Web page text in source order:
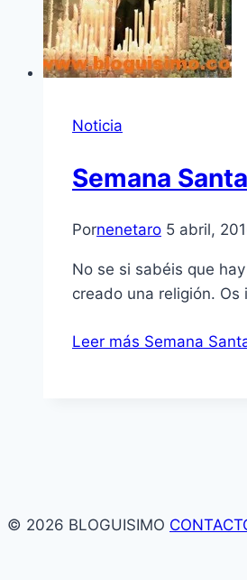
Noticia
Semana
Pornenetaro 5 abril,
No se si sabéis que
creado una religión.
Leer más Semana
© 2026 BLOGUISIMO